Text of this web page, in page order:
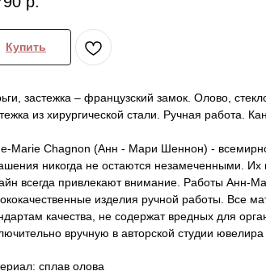
Купить
застежка – французский замок. Олово,
из хирургической стали. Ручная работа.
Marie Chagnon (Анн - Мари Шеннон) -
никогда не остаются незамеченными.
всегда привлекают внимание. Работы Анн-
изделия ручной работы. Все
качества, не содержат вредных для
вручную в авторской студии
сплав олова